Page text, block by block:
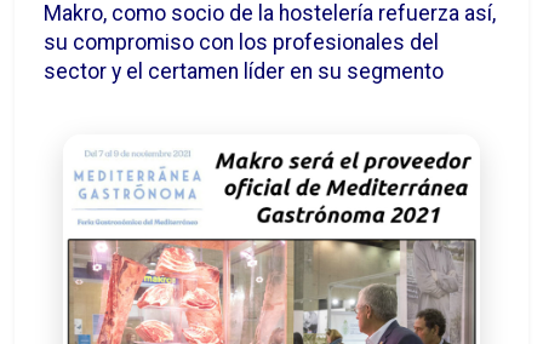
Makro, como socio de la hostelería refuerza así,
su compromiso con los profesionales del
sector y el certamen líder en su segmento